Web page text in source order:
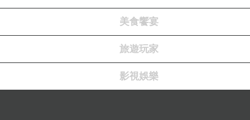
美食饗宴
旅遊玩家
影視娛樂